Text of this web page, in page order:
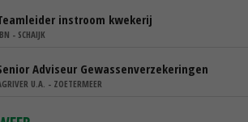
instroom kwekerij
- SCHAIJK
Adviseur Gewassenverzekeringen
U.A. - ZOETERMEER